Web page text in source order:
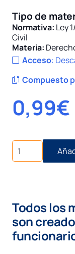
Tipo de
Normativa: Ley
Civil
Materia:
Acceso:
Compuesto
0,99€
Recurso
civil
de
Todos los
son